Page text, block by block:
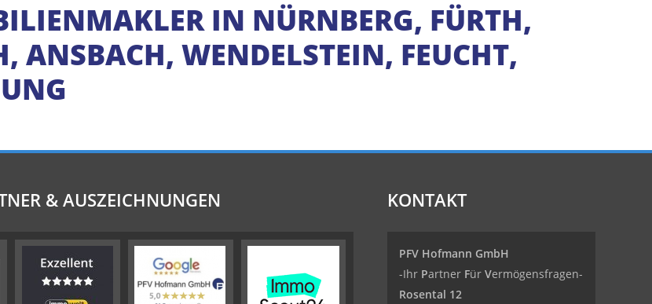
IN NÜRNBERG, FÜRTH,
ANSBACH, WENDELSTEIN, FEUCHT,
& AUSZEICHNUNGEN KONTAKT
PFV Hofmann GmbH
-Ihr Partner Für Vermögensfragen-
Rosental 12